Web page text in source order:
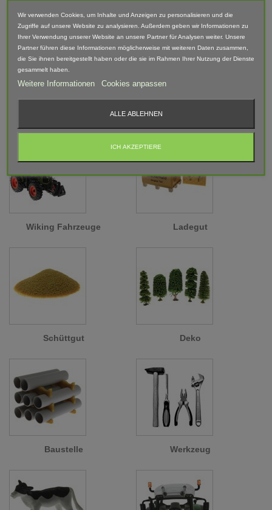
Britains Radlader
Wiking Fahrzeuge Ladegut
Schüttgut Deko
Baustelle Werkzeug
Wir verwenden Cookies, um Inhalte und Anzeigen zu personalisieren und die
Zugriffe auf unsere Website zu analysieren. Außerdem geben wir Informationen zu
Ihrer Verwendung unserer Website an unsere Partner für Analysen weiter. Unsere
Partner führen diese Informationen möglicherweise mit weiteren Daten zusammen,
die Sie ihnen bereitgestellt haben oder die sie im Rahmen Ihrer Nutzung der Dienste
gesammelt haben.
Weitere Informationen Cookies anpassen
ALLE ABLEHNEN
ICH AKZEPTIERE